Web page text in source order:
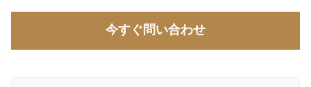
今すぐ問い合わせ